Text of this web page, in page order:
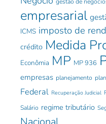
empresarial
ICMS imposto de
crédito Medida
Econômia MP MP 936
empresas planejamento
Federal Recuperação Judicial
Salário regime tributário